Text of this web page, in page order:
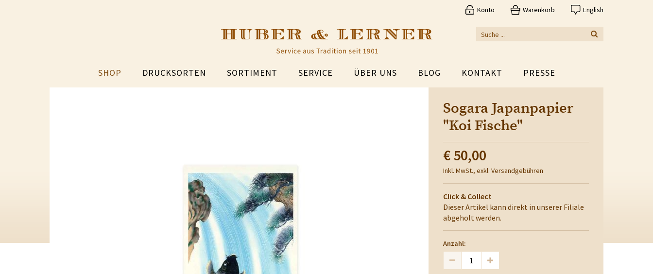
Konto Warenkorb English
SHOP DRUCKSORTEN SORTIMENT SERVICE ÜBER UNS BLOG KONTAKT PRESSE
Sogara Japanpapier
"Koi Fische"
€ 50,00
Inkl. MwSt., exkl. Versandgebühren
Click & Collect
Dieser Artikel kann direkt in unserer Filiale
abgeholt werden.
Anzahl: